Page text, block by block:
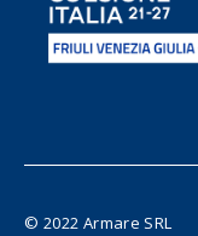
© 2022 Armare SRL